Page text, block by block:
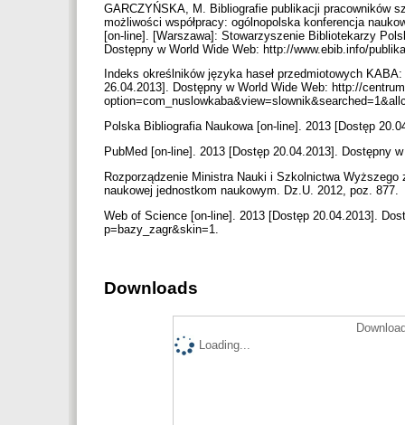
GARCZYŃSKA, M. Bibliografie publikacji pracowników
możliwości współpracy: ogólnopolska konferencja
[on-line]. [Warszawa]: Stowarzyszenie Bibliotekarzy
Dostępny w World Wide Web: http://www.ebib.info/
Indeks określników języka haseł przedmiotowych
26.04.2013]. Dostępny w World Wide Web: http://
Polska Bibliografia Naukowa [on-line]. 2013 [Dostęp
PubMed [on-line]. 2013 [Dostęp 20.04.2013]. Dostępny
Rozporządzenie Ministra Nauki i Szkolnictwa
naukowej jednostkom naukowym. Dz.U. 2012, poz. 877.
Web of Science [on-line]. 2013 [Dostęp 20.04.2013].
p=bazy_zagr&skin=1.
Downloads
Loading...